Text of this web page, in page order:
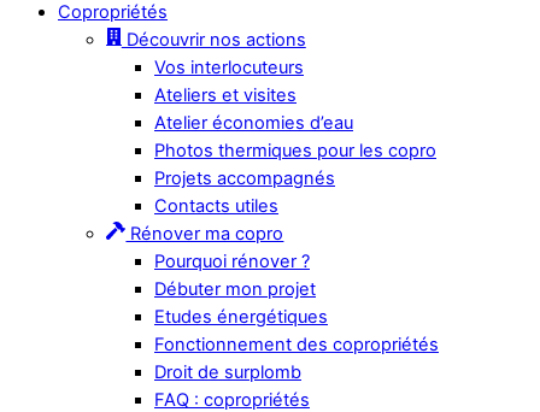
Copropriétés
Découvrir nos actions
Vos interlocuteurs
Ateliers et visites
Atelier économies d’eau
Photos thermiques pour les copro
Projets accompagnés
Contacts utiles
Rénover ma copro
Pourquoi rénover ?
Débuter mon projet
Etudes énergétiques
Fonctionnement des copropriétés
Droit de surplomb
FAQ : copropriétés